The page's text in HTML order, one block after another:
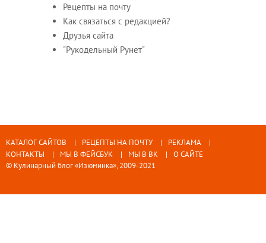
Рецепты на почту
Как связаться с редакцией?
Друзья сайта
"Рукодельный Рунет"
КАТАЛОГ САЙТОВ РЕЦЕПТЫ НА ПОЧТУ
РЕКЛАМА
КОНТАКТЫ
МЫ В ФЕЙСБУК МЫ В ВК
О САЙТЕ
© Кулинарный блог «Изюминка», 2009-2021